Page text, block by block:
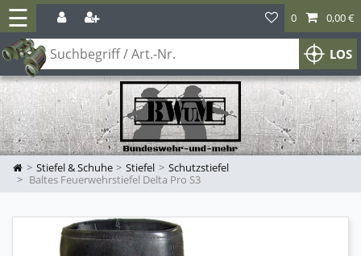
☰
LOS
0 0,00 €
Stiefel & Schuhe Stiefel
Schutzstiefel
Baltes Feuerwehrstiefel Delta Pro S3